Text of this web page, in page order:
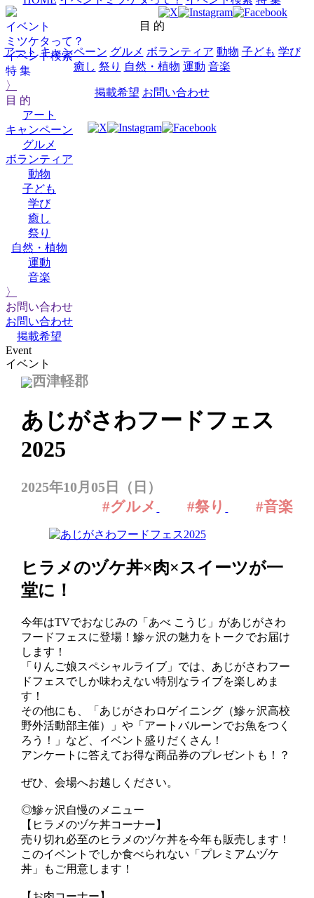
イベント
ミツケタって？
イベント検索
特 集
〉
目 的
アート
キャンペーン
グルメ
ボランティア
動物
子ども
学び
癒し
祭り
自然・植物
運動
音楽
〉
お問い合わせ
お問い合わせ
掲載希望
目 的
アート キャンペーン グルメ ボランティア 動物 子ども 学び
癒し 祭り 自然・植物 運動 音楽
掲載希望 お問い合わせ
Event
イベント
西津軽郡
あじがさわフードフェス
2025
2025年10月05日（日）
#グルメ #祭り #音楽
ヒラメのヅケ丼×肉×スイーツが一
堂に！
今年はTVでおなじみの「あべ こうじ」があじがさわ
フードフェスに登場！鰺ヶ沢の魅力をトークでお届け
します！
「りんご娘スペシャルライブ」では、あじがさわフー
ドフェスでしか味わえない特別なライブを楽しめま
す！
その他にも、「あじがさわロゲイニング（鰺ヶ沢高校
野外活動部主催）」や「アートバルーンでお魚をつく
ろう！」など、イベント盛りだくさん！
アンケートに答えてお得な商品券のプレゼントも！？
ぜひ、会場へお越しください。
◎鰺ヶ沢自慢のメニュー
【ヒラメのヅケ丼コーナー】
売り切れ必至のヒラメのヅケ丼を今年も販売します！
このイベントでしか食べられない「プレミアムヅケ
丼」もご用意します！